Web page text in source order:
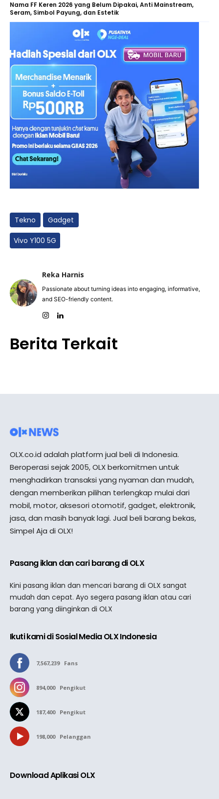
Nama FF Keren 2026 yang Belum Dipakai, Anti Mainstream,
Seram, Simbol Payung, dan Estetik
Tekno Gadget
Vivo Y100 5G
Reka Harnis
Passionate about turning ideas into engaging, informative,
and SEO-friendly content.
Berita Terkait
OLX.co.id adalah platform jual beli di Indonesia.
Beroperasi sejak 2005, OLX berkomitmen untuk
menghadirkan transaksi yang nyaman dan mudah,
dengan memberikan pilihan terlengkap mulai dari
mobil, motor, aksesori otomotif, gadget, elektronik,
jasa, dan masih banyak lagi. Jual beli barang bekas,
Simpel Aja di OLX!
Pasang iklan dan cari barang di OLX
Kini pasang iklan dan mencari barang di OLX sangat
mudah dan cepat. Ayo segera pasang iklan atau cari
barang yang diinginkan di OLX
Ikuti kami di Sosial Media OLX Indonesia
7,567,239 Fans
894,000 Pengikut
187,400 Pengikut
198,000 Pelanggan
Download Aplikasi OLX